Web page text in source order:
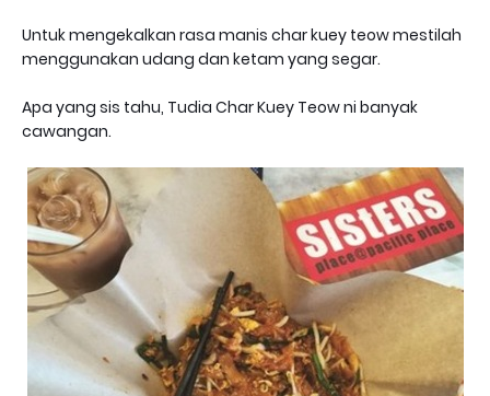
Untuk mengekalkan rasa manis char kuey teow mestilah
menggunakan udang dan ketam yang segar.
Apa yang sis tahu, Tudia Char Kuey Teow ni banyak
cawangan.